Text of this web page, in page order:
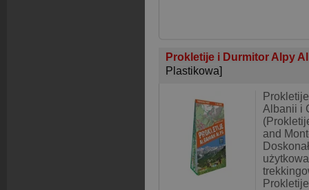
Prokletije i Durmitor Alpy
Plastikowa]
Albanii i
and